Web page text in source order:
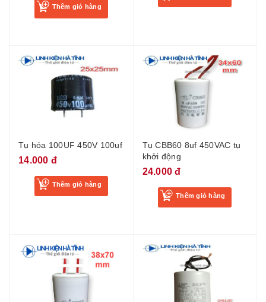
Thêm giỏ hàng
Tụ hóa 100UF 450V 100uf
14.000 đ
Thêm giỏ hàng
Tụ CBB60 8uf 450VAC tụ
khởi động
24.000 đ
Thêm giỏ hàng